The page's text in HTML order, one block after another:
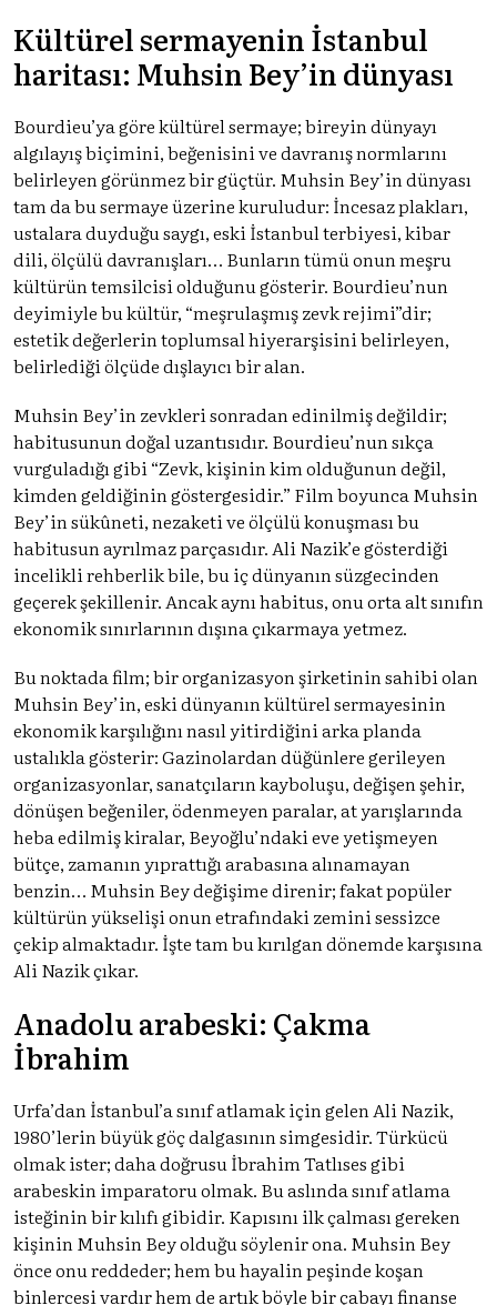
Kültürel sermayenin İstanbul
haritası: Muhsin Bey’in dünyası
Bourdieu’ya göre kültürel sermaye; bireyin dünyayı
algılayış biçimini, beğenisini ve davranış normlarını
belirleyen görünmez bir güçtür. Muhsin Bey’in dünyası
tam da bu sermaye üzerine kuruludur: İncesaz plakları,
ustalara duyduğu saygı, eski İstanbul terbiyesi, kibar
dili, ölçülü davranışları… Bunların tümü onun meşru
kültürün temsilcisi olduğunu gösterir. Bourdieu’nun
deyimiyle bu kültür, “meşrulaşmış zevk rejimi”dir;
estetik değerlerin toplumsal hiyerarşisini belirleyen,
belirlediği ölçüde dışlayıcı bir alan.
Muhsin Bey’in zevkleri sonradan edinilmiş değildir;
habitusunun doğal uzantısıdır. Bourdieu’nun sıkça
vurguladığı gibi “Zevk, kişinin kim olduğunun değil,
kimden geldiğinin göstergesidir.” Film boyunca Muhsin
Bey’in sükûneti, nezaketi ve ölçülü konuşması bu
habitusun ayrılmaz parçasıdır. Ali Nazik’e gösterdiği
incelikli rehberlik bile, bu iç dünyanın süzgecinden
geçerek şekillenir. Ancak aynı habitus, onu orta alt sınıfın
ekonomik sınırlarının dışına çıkarmaya yetmez.
Bu noktada film; bir organizasyon şirketinin sahibi olan
Muhsin Bey’in, eski dünyanın kültürel sermayesinin
ekonomik karşılığını nasıl yitirdiğini arka planda
ustalıkla gösterir: Gazinolardan düğünlere gerileyen
organizasyonlar, sanatçıların kayboluşu, değişen şehir,
dönüşen beğeniler, ödenmeyen paralar, at yarışlarında
heba edilmiş kiralar, Beyoğlu’ndaki eve yetişmeyen
bütçe, zamanın yıprattığı arabasına alınamayan
benzin… Muhsin Bey değişime direnir; fakat popüler
kültürün yükselişi onun etrafındaki zemini sessizce
çekip almaktadır. İşte tam bu kırılgan dönemde karşısına
Ali Nazik çıkar.
Anadolu arabeski: Çakma
İbrahim
Urfa’dan İstanbul’a sınıf atlamak için gelen Ali Nazik,
1980’lerin büyük göç dalgasının simgesidir. Türkücü
olmak ister; daha doğrusu İbrahim Tatlıses gibi
arabeskin imparatoru olmak. Bu aslında sınıf atlama
isteğinin bir kılıfı gibidir. Kapısını ilk çalması gereken
kişinin Muhsin Bey olduğu söylenir ona. Muhsin Bey
önce onu reddeder; hem bu hayalin peşinde koşan
binlercesi vardır hem de artık böyle bir çabayı finanse